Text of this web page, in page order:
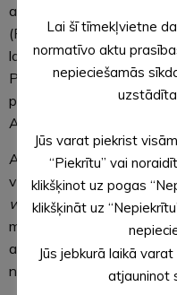
apbūves teritorijas (DzS)
(P2). Lokālplānojuma
laiks:no 2020. gada 13.
Publiskās apspriešanās
pašvaldības zālē 1. stāvā
Alūksnes novads)
Ar lokālplānojuma pirmo
vienotajā ģeotelpiskajās
www.geolatvija.lv,kā arī
materiāliem izdrukas
apkalpošanas centrā
novadā tā darba laikā.
Lai šī tīmekļvietne
normatīvo aktu
nepieciešamās
Jūs varat piekrist
“Piekrītu” vai
klikšķinot uz pogas
klikšķināt uz
Jūs jebkurā laikā
atjauninot